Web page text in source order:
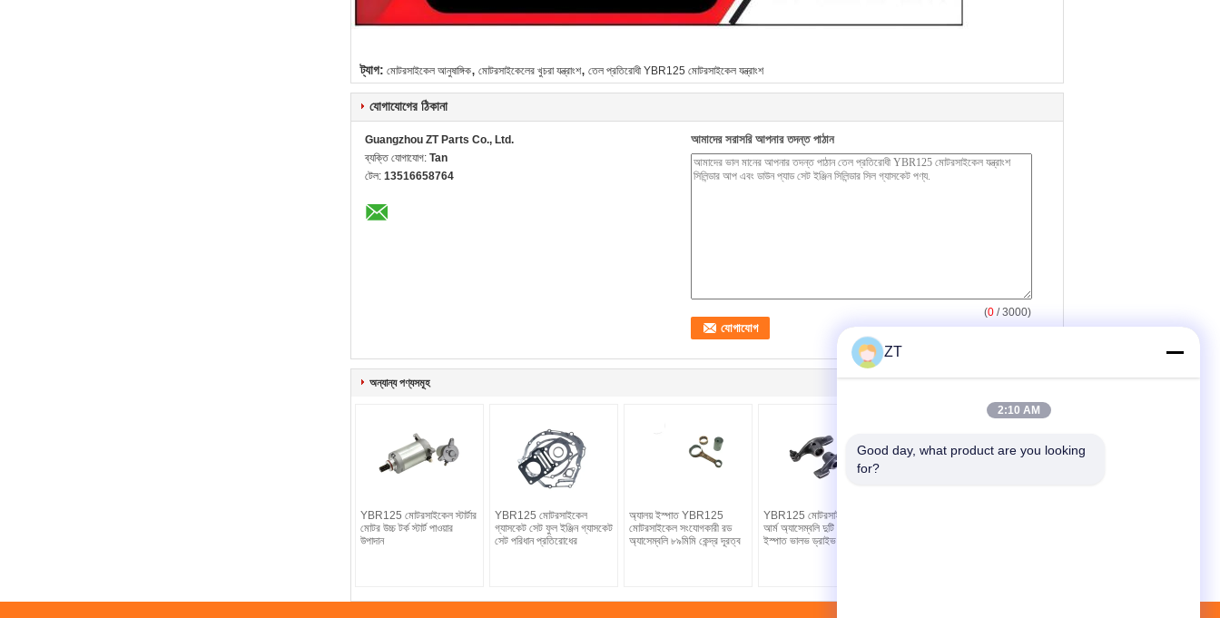
ট্যাগ: মোটরসাইকেল আনুষাঙ্গিক, মোটরসাইকেলের খুচরা যন্ত্রাংশ, তেল প্রতিরোধী YBR125 মোটরসাইকেল যন্ত্রাংশ
যোগাযোগের ঠিকানা
Guangzhou ZT Parts Co., Ltd.
ব্যক্তি যোগাযোগ: Tan
টেল: 13516658764
আমাদের সরাসরি আপনার তদন্ত পাঠান
(0 / 3000)
অন্যান্য পণ্যসমূহ
YBR125 মোটরসাইকেল স্টার্টার
মোটর উচ্চ টর্ক স্টার্ট পাওয়ার
উপাদান
YBR125 মোটরসাইকেল
গ্যাসকেট সেট ফুল ইঞ্জিন গ্যাসকেট
সেট পরিধান প্রতিরোধের
অ্যালয় ইস্পাত YBR125
মোটরসাইকেল সংযোগকারী রড
অ্যাসেম্বলি ৮৯মিমি কেন্দ্র দূরত্ব
YBR125 মোটরসাইকেল রকার
আর্ম অ্যাসেম্বলি দুটি ঢালাই
ইস্পাত ভালভ ড্রাইভ অংশ সহ
ZT
2:10 AM
Good day, what product are you looking
for?